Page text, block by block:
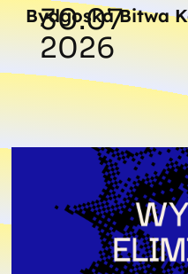
Bydgoska Bitwa
30.07
2026